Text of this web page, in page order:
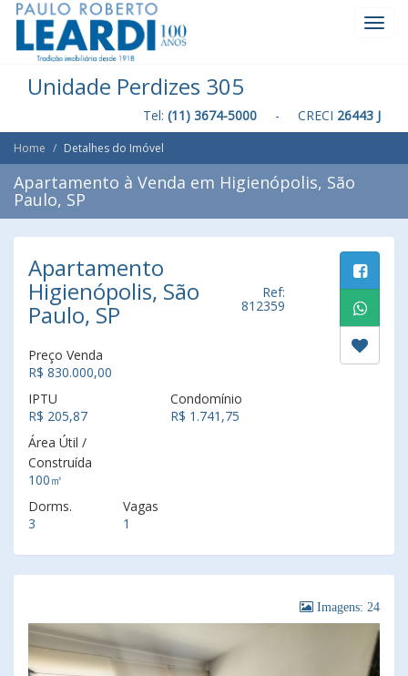
Unidade Perdizes 305
Tel: (11) 3674-5000 - CRECI 26443 J
Home Detalhes do Imóvel
Apartamento à Venda em Higienópolis, São
Paulo, SP
Apartamento
Higienópolis, São
Paulo, SP
Ref:
812359
Preço Venda
R$ 830.000,00
IPTU
R$ 205,87
Condomínio
R$ 1.741,75
Área Útil /
Construída
100㎡
Dorms.
3
Vagas
1
Imagens: 24